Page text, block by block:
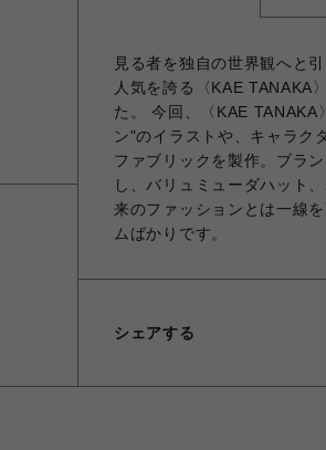
見る者を独自の世界観へと
人気を誇る〈KAE TANAKA
た。 今回、〈KAE TANAKA
ン"のイラストや、キャラク
ファブリックを製作。ブラ
し、バリュミューダハット
来のファッションとは一線
ムばかりです。
シェアする